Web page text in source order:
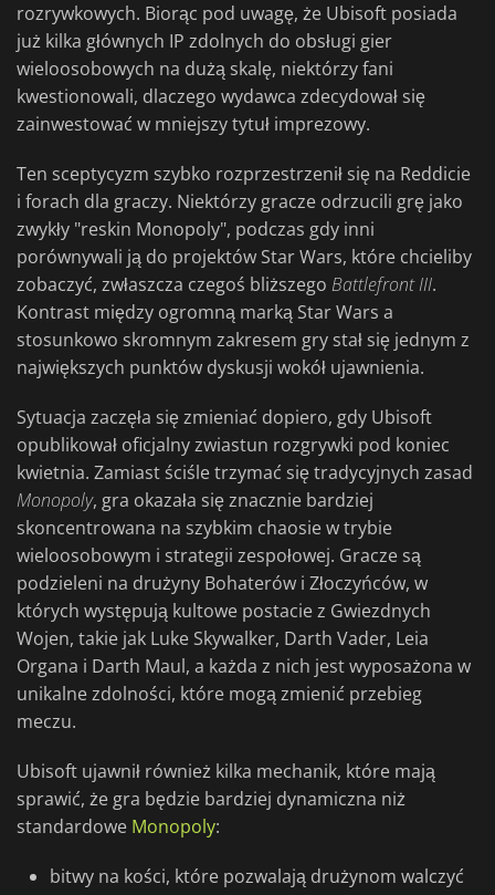
rozrywkowych. Biorąc pod uwagę, że Ubisoft posiada
już kilka głównych IP zdolnych do obsługi gier
wieloosobowych na dużą skalę, niektórzy fani
kwestionowali, dlaczego wydawca zdecydował się
zainwestować w mniejszy tytuł imprezowy.
Ten sceptycyzm szybko rozprzestrzenił się na Reddicie
i forach dla graczy. Niektórzy gracze odrzucili grę jako
zwykły "reskin Monopoly", podczas gdy inni
porównywali ją do projektów Star Wars, które chcieliby
zobaczyć, zwłaszcza czegoś bliższego Battlefront III.
Kontrast między ogromną marką Star Wars a
stosunkowo skromnym zakresem gry stał się jednym z
największych punktów dyskusji wokół ujawnienia.
Sytuacja zaczęła się zmieniać dopiero, gdy Ubisoft
opublikował oficjalny zwiastun rozgrywki pod koniec
kwietnia. Zamiast ściśle trzymać się tradycyjnych zasad
Monopoly, gra okazała się znacznie bardziej
skoncentrowana na szybkim chaosie w trybie
wieloosobowym i strategii zespołowej. Gracze są
podzieleni na drużyny Bohaterów i Złoczyńców, w
których występują kultowe postacie z Gwiezdnych
Wojen, takie jak Luke Skywalker, Darth Vader, Leia
Organa i Darth Maul, a każda z nich jest wyposażona w
unikalne zdolności, które mogą zmienić przebieg
meczu.
Ubisoft ujawnił również kilka mechanik, które mają
sprawić, że gra będzie bardziej dynamiczna niż
standardowe Monopoly:
bitwy na kości, które pozwalają drużynom walczyć